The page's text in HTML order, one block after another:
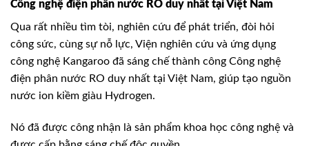
Công nghệ điện phân nước RO duy nhất tại Việt Nam
Qua rất nhiều tìm tòi, nghiên cứu để phát triển, đòi hỏi
công sức, cùng sự nỗ lực, Viện nghiên cứu và ứng dụng
công nghệ Kangaroo đã sáng chế thành công Công nghệ
điện phân nước RO duy nhất tại Việt Nam, giúp tạo nguồn
nước ion kiềm giàu Hydrogen.
Nó đã được công nhận là sản phẩm khoa học công nghệ và